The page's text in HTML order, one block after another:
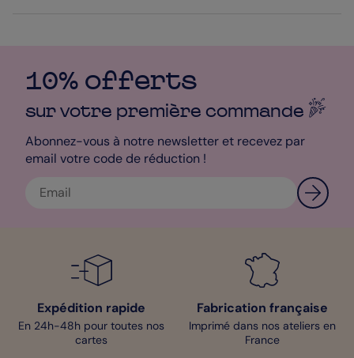
d’enveloppe. En tant que designer, je suggère de craquer pour
nos enveloppes Ivoire. Terminez par choisir notre livraison
express pour que vos invités reçoivent chez eux vos faire-part,
en 24h. Pour toutes vos questions, notre service client sera à
Béné - Pop Designer
10% offerts
sur votre première commande
Abonnez-vous à notre newsletter et recevez par
email votre code de réduction !
Expédition rapide
En 24h-48h pour toutes nos
cartes
Fabrication française
Imprimé dans nos ateliers en
France